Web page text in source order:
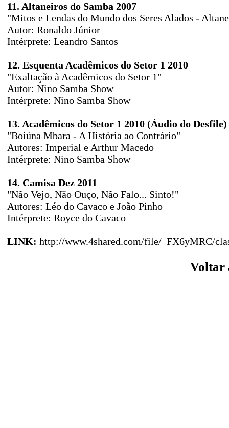
11. Altaneiros do Samba 2007
"Mitos e Lendas do Mundo dos Seres Alados -
Autor: Ronaldo Júnior
Intérprete: Leandro Santos
12. Esquenta Acadêmicos do Setor 1 2010
"Exaltação à Acadêmicos do Setor 1"
Autor: Nino Samba Show
Intérprete: Nino Samba Show
13. Acadêmicos do Setor 1 2010 (Áudio do Desfile)
"Boiúna Mbara - A História ao Contrário"
Autores: Imperial e Arthur Macedo
Intérprete: Nino Samba Show
14. Camisa Dez 2011
"Não Vejo, Não Ouço, Não Falo... Sinto!"
Autores: Léo do Cavaco e João Pinho
Intérprete: Royce do Cavaco
LINK: http://www.4shared.com/file/_FX6yMRC/
Voltar